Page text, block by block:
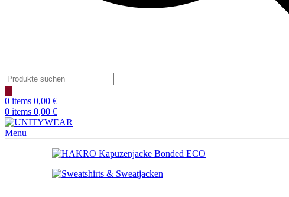
Products
search
0 items 0,00 €
0 items 0,00 €
Menu